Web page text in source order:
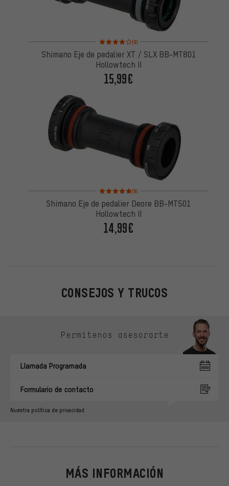
Valoración media: 4 de 5 basada en 9 reseñas
(9)
Shimano Eje de pedalier XT / SLX BB-MT801
Hollowtech II
15,99€
Valoración media: 5 de 5 basada en 9 reseñas
(9)
Shimano Eje de pedalier Deore BB-MT501
Hollowtech II
14,99€
CONSEJOS Y TRUCOS
Permítenos asesorarte
Llamada Programada
Formulario de contacto
Nuestra política de privacidad
MÁS INFORMACIÓN